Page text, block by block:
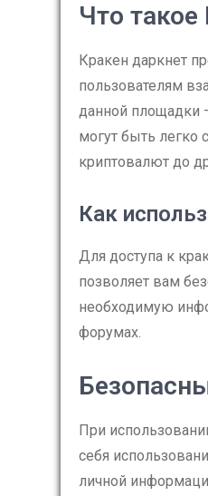
Что такое
Кракен даркнет
пользователям
данной площадки
могут быть легко
криптовалют до
Как
Для доступа к
позволяет вам
необходимую
форумах.
При
себя
личной